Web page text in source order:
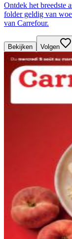
Ontdek het breedste
folder geldig van
van Carrefour.
Bekijken Volgen